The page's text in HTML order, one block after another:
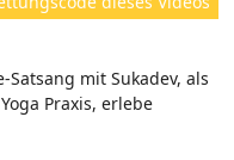
e
mit Sukadev, als
Praxis, erlebe